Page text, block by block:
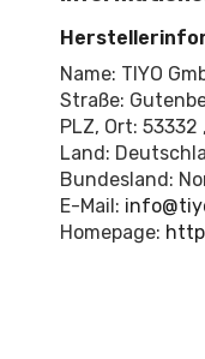
Name: TIYO
Straße:
PLZ, Ort:
Land:
Bundesland:
E-Mail:
Homepage: